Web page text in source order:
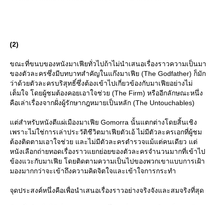
(2)
ขณะที่ขนบของหนังมาเฟียทั่วไปถ้าไม่นำเสนอเรื่องราวความเป็นมา
ของตัวละครซึ่งมีบทบาทสำคัญในแก๊งมาเฟีย (The Godfather) ก็มัก
ว่าด้วยตัวละครบริสุทธิ์ซึ่งต้องเข้าไปเกี่ยวข้องกับมาเฟียอย่างไม่
เต็มใจ โดยผู้ชมต้องคอยเอาใจช่วย (The Firm) หรืออีกลักษณะหนึ่ง
คือเล่าเรื่องจากฝั่งผู้รักษากฎหมายเป็นหลัก (The Untouchables)
ต่สำหรับหนังตีแผ่เมืองมาเฟีย Gomorra นั้นแตกต่างโดยสิ้นเชิง
เพราะไม่ใช่การเล่าประวัติชีวิตมาเฟียตัวเอ้ ไม่มีตัวละครเอกที่ผู้ชม
ต้องติดตามเอาใจช่วย และไม่มีตัวละครตำรวจแม้แต่คนเดียว แต่
หนังเลือกถ่ายทอดเรื่องราวแยกย่อยของตัวละครจำนวนมากที่เข้าไป
ข้องแวะกับมาเฟีย โดยติดตามความเป็นไปของพวกเขาแบบการเฝ้า
มองมากกว่าจะเข้าถึงความคิดจิตใจและเข้าใจการกระทำ
จุดประสงค์หนึ่งคือเพื่อนำเสนอเรื่องราวอย่างจริงจังและสมจริงที่สุด